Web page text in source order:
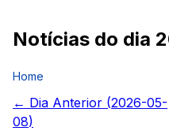
Notícias do dia
Home
← Dia Anterior (2026-05-
08)